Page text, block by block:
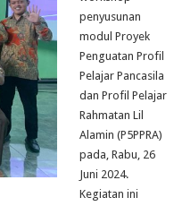
penyusunan
modul Proyek
Penguatan Profil
Pelajar Pancasila
dan Profil Pelajar
Rahmatan Lil
Alamin (P5PPRA)
pada, Rabu, 26
Juni 2024.
Kegiatan ini